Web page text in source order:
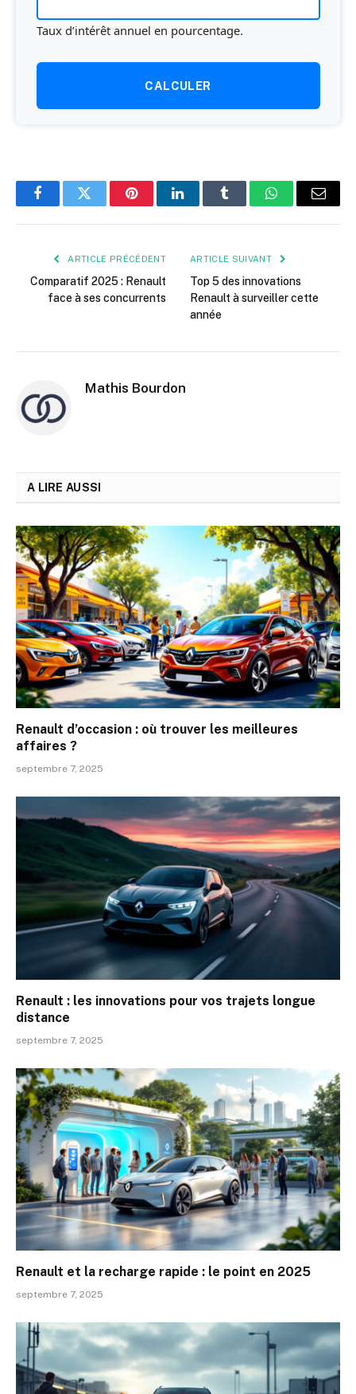
Taux d’intérêt annuel en pourcentage.
CALCULER
FacebookTwitter PinterestLinkedInTumblr WhatsApp
E-
ARTICLE PRÉCÉDENT
Comparatif 2025 : Renault
face à ses concurrents
ARTICLE SUIVANT
Top 5 des innovations
Renault à surveiller cette
année
Mathis Bourdon
A LIRE AUSSI
Renault d’occasion : où trouver les meilleures
affaires ?
septembre 7, 2025
Renault : les innovations pour vos trajets longue
distance
septembre 7, 2025
Renault et la recharge rapide : le point en 2025
septembre 7, 2025